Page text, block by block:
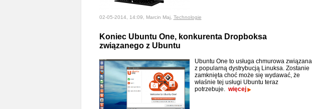
02-05-2014, 14:09, Marcin Maj, Technologie
Koniec Ubuntu One, konkurenta Dropboksa
związanego z Ubuntu
Ubuntu One to usługa chmurowa związana
z popularną dystrybucją Linuksa. Zostanie
zamknięta choć może się wydawać, że
właśnie tej usługi Ubuntu teraz
potrzebuje. więcej